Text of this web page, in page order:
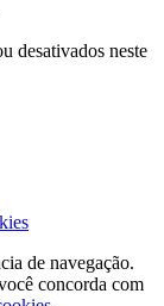
desativados neste
de navegação.
concorda com